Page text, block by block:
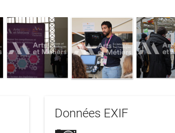
Données EXIF